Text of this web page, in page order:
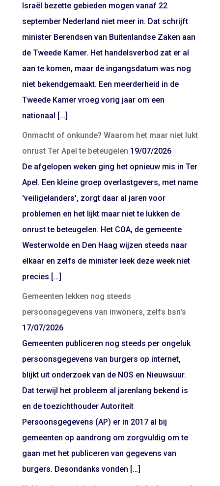
Israël bezette gebieden mogen vanaf 22
september Nederland niet meer in. Dat schrijft
minister Berendsen van Buitenlandse Zaken aan
de Tweede Kamer. Het handelsverbod zat er al
aan te komen, maar de ingangsdatum was nog
niet bekendgemaakt. Een meerderheid in de
Tweede Kamer vroeg vorig jaar om een
nationaal […]
Onmacht of onkunde? Waarom het maar niet lukt
onrust Ter Apel te beteugelen 19/07/2026
De afgelopen weken ging het opnieuw mis in Ter
Apel. Een kleine groep overlastgevers, met name
'veiligelanders', zorgt daar al jaren voor
problemen en het lijkt maar niet te lukken de
onrust te beteugelen. Het COA, de gemeente
Westerwolde en Den Haag wijzen steeds naar
elkaar en zelfs de minister leek deze week niet
precies […]
Gemeenten lekken nog steeds
persoonsgegevens van inwoners, zelfs bsn's
17/07/2026
Gemeenten publiceren nog steeds per ongeluk
persoonsgegevens van burgers op internet,
blijkt uit onderzoek van de NOS en Nieuwsuur.
Dat terwijl het probleem al jarenlang bekend is
en de toezichthouder Autoriteit
Persoonsgegevens (AP) er in 2017 al bij
gemeenten op aandrong om zorgvuldig om te
gaan met het publiceren van gegevens van
burgers. Desondanks vonden […]